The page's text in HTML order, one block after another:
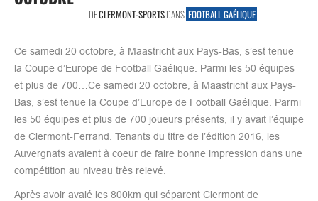
DECLERMONT-SPORTSDANS FOOTBALL GAÉLIQUE
Ce samedi 20 octobre, à Maastricht aux Pays-Bas, s’est tenue
la Coupe d’Europe de Football Gaélique. Parmi les 50 équipes
et plus de 700…Ce samedi 20 octobre, à Maastricht aux Pays-
Bas, s’est tenue la Coupe d’Europe de Football Gaélique. Parmi
les 50 équipes et plus de 700 joueurs présents, il y avait l’équipe
de Clermont-Ferrand. Tenants du titre de l’édition 2016, les
Auvergnats avaient à coeur de faire bonne impression dans une
compétition au niveau très relevé.
Après avoir avalé les 800km qui séparent Clermont de